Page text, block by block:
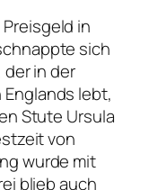
in
sich
der in der
Englands lebt,
Stute Ursula
von
wurde mit
blieb auch